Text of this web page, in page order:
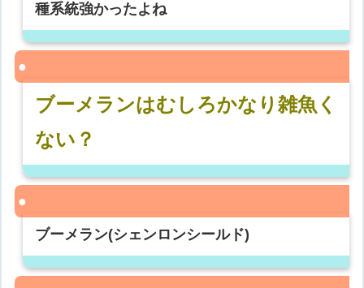
種系統強かったよね
ブーメランはむしろかなり雑魚く
ない？
ブーメラン(シェンロンシールド)